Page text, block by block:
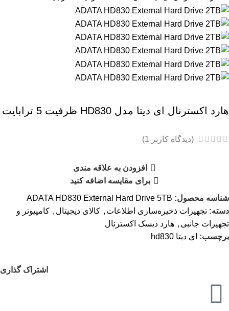
هارد اکسترنال ای دیتا مدل HD830 ظرفیت 5 ترابایت
(دیدگاه کاربر 1
)
افزودن به علاقه مندی
برای مقایسه اضافه کنید
شناسه محصول: ADATA HD830 External Hard Drive 5TB
دسته: تجهیزات ذخیره‌سازی اطلاعات , کالای دیجیتال , کامپیوتر و
تجهیزات جانبی , هارد دیسک اکسترنال
برچسب: ای دیتا hd830
اشتراک گذاری